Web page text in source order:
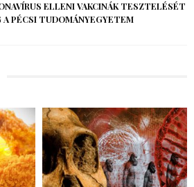
ELLENI VAKCINÁK TESZTELÉSÉT
A PÉCSI TUDOMÁNYEGYETEM